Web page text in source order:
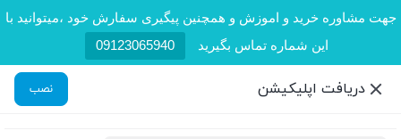
جهت مشاوره خرید و اموزش و همچنین پیگیری سفارش خود ،میتوانید با
این شماره تماس بگیرید
09123065940
دریافت اپلیکیشن نصب